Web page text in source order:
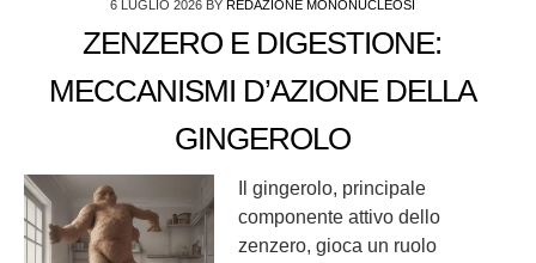
6 LUGLIO 2026BY REDAZIONE MONONUCLEOSI
ZENZERO E DIGESTIONE:
MECCANISMI D’AZIONE DELLA
GINGEROLO
Il gingerolo, principale
componente attivo dello
zenzero, gioca un ruolo